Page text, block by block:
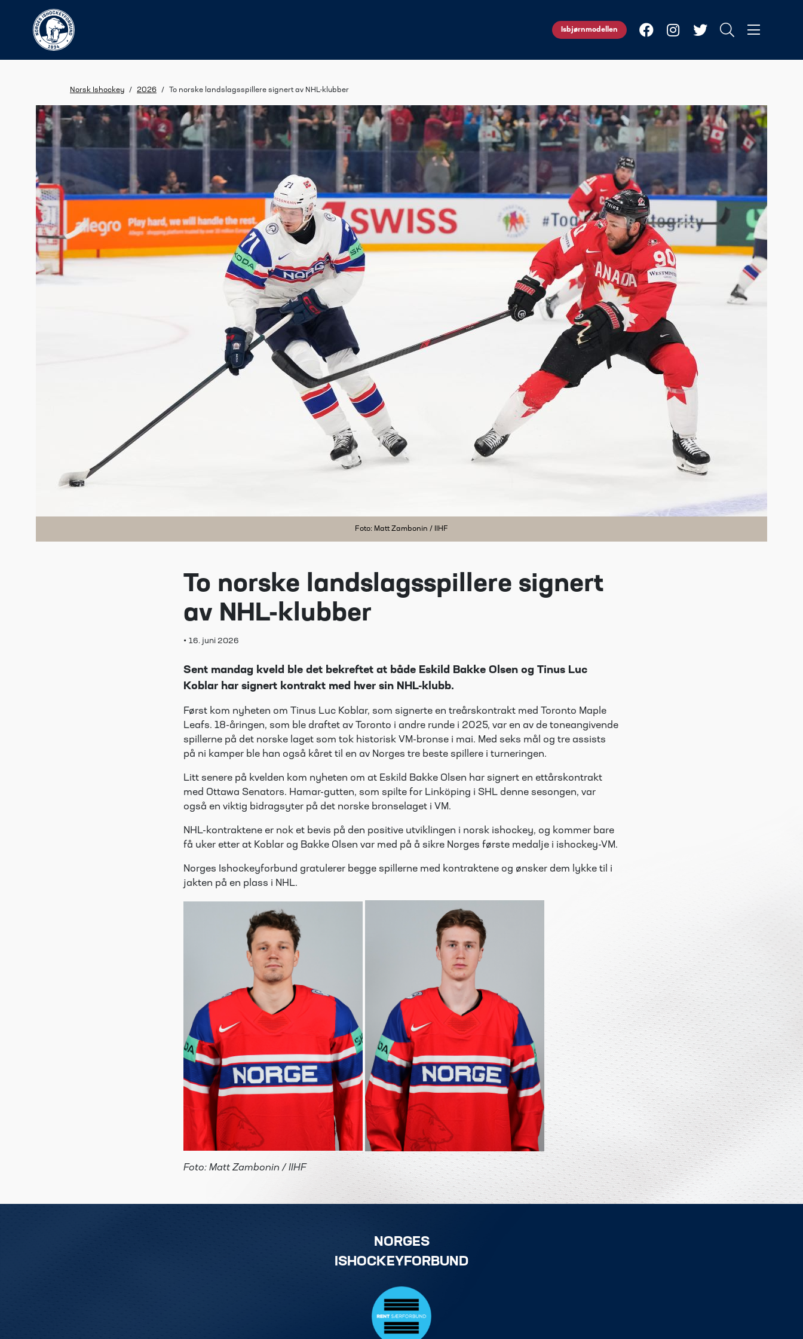
Isbjørnmodellen
Norsk Ishockey / 2026 / To norske landslagsspillere signert av NHL-klubber
Foto: Matt Zambonin / IIHF
To norske landslagsspillere signert
av NHL-klubber
• 16. juni 2026
Sent mandag kveld ble det bekreftet at både Eskild Bakke Olsen og Tinus Luc
Koblar har signert kontrakt med hver sin NHL-klubb.
Først kom nyheten om Tinus Luc Koblar, som signerte en treårskontrakt med Toronto Maple
Leafs. 18-åringen, som ble draftet av Toronto i andre runde i 2025, var en av de toneangivende
spillerne på det norske laget som tok historisk VM-bronse i mai. Med seks mål og tre assists
på ni kamper ble han også kåret til en av Norges tre beste spillere i turneringen.
Litt senere på kvelden kom nyheten om at Eskild Bakke Olsen har signert en ettårskontrakt
med Ottawa Senators. Hamar-gutten, som spilte for Linköping i SHL denne sesongen, var
også en viktig bidragsyter på det norske bronselaget i VM.
NHL-kontraktene er nok et bevis på den positive utviklingen i norsk ishockey, og kommer bare
få uker etter at Koblar og Bakke Olsen var med på å sikre Norges første medalje i ishockey-VM.
Norges Ishockeyforbund gratulerer begge spillerne med kontraktene og ønsker dem lykke til i
jakten på en plass i NHL.
Foto: Matt Zambonin / IIHF
NORGES
ISHOCKEYFORBUND